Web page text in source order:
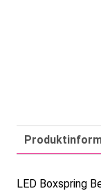
LED Boxspring